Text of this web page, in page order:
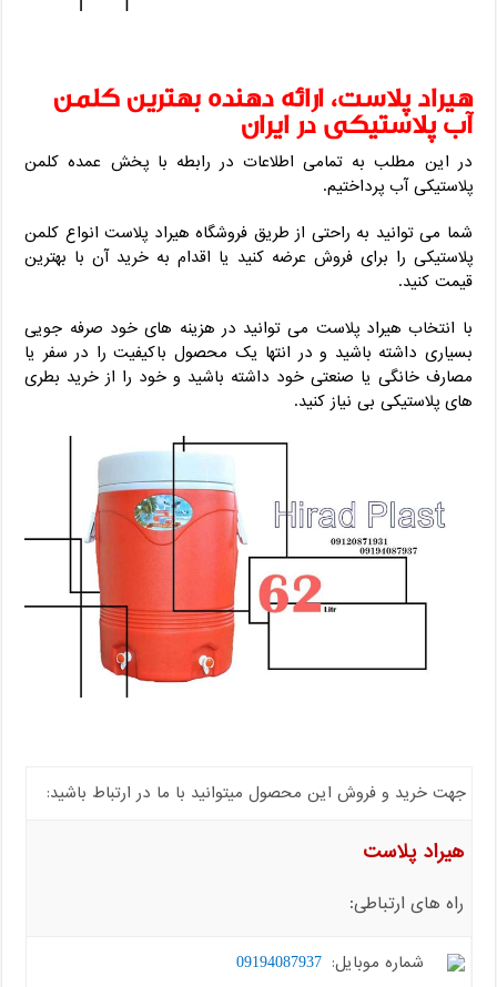
هیراد پلاست، ارائه دهنده بهترین کلمن
آب پلاستیکی در ایران
در این مطلب به تمامی اطلاعات در رابطه با پخش عمده کلمن
پلاستیکی آب پرداختیم.
شما می توانید به راحتی از طریق فروشگاه هیراد پلاست انواع کلمن
پلاستیکی را برای فروش عرضه کنید یا اقدام به خرید آن با بهترین
قیمت کنید.
با انتخاب هیراد پلاست می توانید در هزینه های خود صرفه جویی
بسیاری داشته باشید و در انتها یک محصول باکیفیت را در سفر یا
مصارف خانگی یا صنعتی خود داشته باشید و خود را از خرید بطری
های پلاستیکی بی نیاز کنید.
جهت خرید و فروش این محصول میتوانید با ما در ارتباط باشید:
هیراد پلاست
راه های ارتباطی:
شماره موبایل: 09194087937